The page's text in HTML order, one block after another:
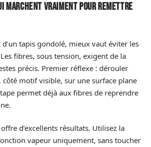
marchent vraiment pour remettre
tapis gondolé, mieux vaut éviter les
fibres, sous tension, exigent de la
précis. Premier réflexe : dérouler
côté motif visible, sur une surface plane
permet déjà aux fibres de reprendre
d’excellents résultats. Utilisez la
vapeur uniquement, sans toucher